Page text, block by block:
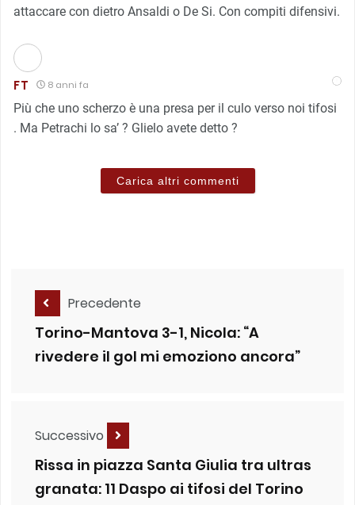
attaccare con dietro Ansaldi o De Si. Con compiti difensivi.
FT 8 anni fa
Più che uno scherzo è una presa per il culo verso noi tifosi
. Ma Petrachi lo sa’ ? Glielo avete detto ?
Carica altri commenti
Precedente
Torino-Mantova 3-1, Nicola: “A
rivedere il gol mi emoziono ancora”
Successivo
Rissa in piazza Santa Giulia tra ultras
granata: 11 Daspo ai tifosi del Torino